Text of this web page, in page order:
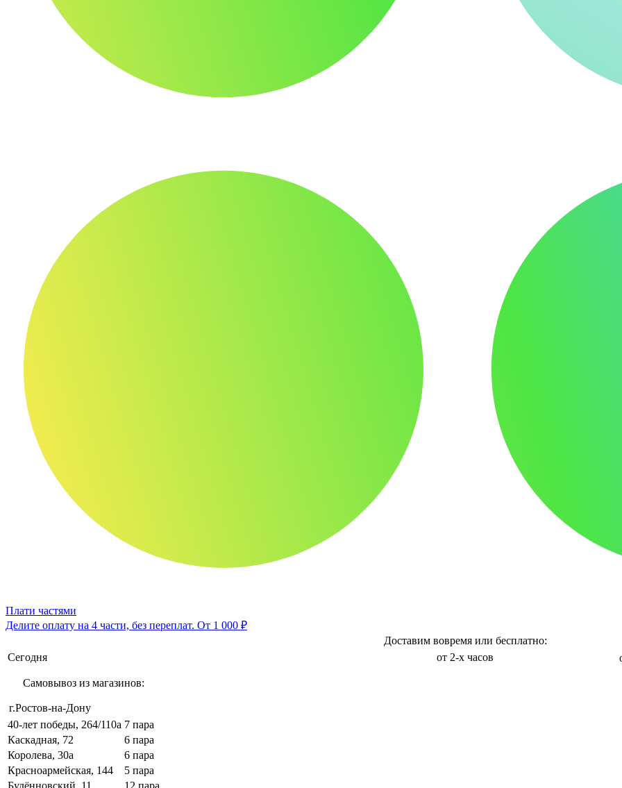
Плати частями
Делите оплату на 4 части, без переплат. От 1 000 ₽
Доставим вовремя или бесплатно:
Сегодня
от 2-х часов
Самовывоз из магазинов:
г.Ростов-на-Дону
40-лет победы, 264/110а 7 пара
Каскадная, 72
6 пара
Королева, 30а
6 пара
Красноармейская, 144
5 пара
Будённовский, 11
12 пара